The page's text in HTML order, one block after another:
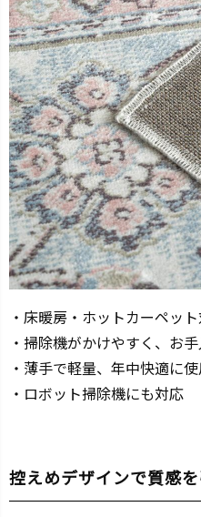
・床暖房・ホットカーペッ
・掃除機がかけやすく、お
・薄手で軽量、年中快適に
・ロボット掃除機にも対応
控えめデザインで質感